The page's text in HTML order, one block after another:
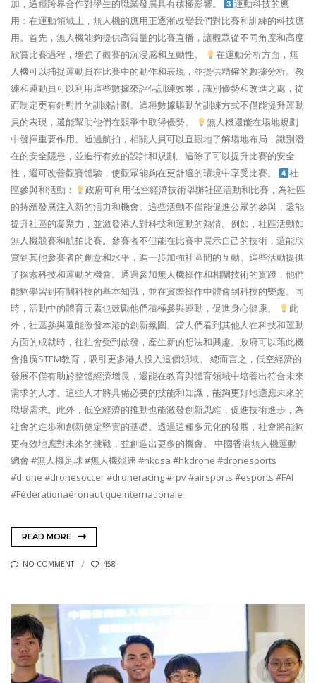
加，這種跨界合作對學生的職業發展具有積極影響。
運動科技的應
用：在運動領域上，無人機的應用正逐漸改變我們對比賽和訓練的科技應
用。首先，無人機能夠提供高質量的比賽直播，讓觀眾從不同角度和高度
欣賞比賽過程，增強了觀賽的沉浸感和互動性。
在運動分析方面，無
人機可以捕捉運動員在比賽中的動作和表現，並提供精確的數據分析。教
練和運動員可以利用這些數據來評估訓練效果，識別優勢和改進之處，從
而制定更有針對性的訓練計劃。這種數據驅動的訓練方式不僅能提升運動
員的表現，還能幫助他們在競爭中取得優勢。
無人機還能在場地規劃
中發揮重要作用。通過航拍，相關人員可以直觀地了解場地布局，識別潛
在的安全隱患，並進行有效的設計和規劃。這除了可以提升比賽的安全
性，還可改善觀賽體驗，使觀眾能夠在更舒適的環境中享受比賽。
社
區參與和活動：
政府可利用低空經濟技術舉辦社區活動和比賽，為社區
的持續發展注入新的活力和機會。這些活動不僅能促進公眾的參與，還能
提升社區的凝聚力，並激發港人對科技和運動的熱情。例如，社區活動如
無人機競賽和航拍比賽。參賽者不但能在比賽中展示自己的技術，還能欣
賞到其他參賽者的創意和水平，進一步加強社區間的互動。這些活動提供
了探索科技和運動的機會。通過參加無人機操作和相關技術的實踐，他們
能夠學習到有關科技的基本知識，並在實際操作中體會到科技的樂趣。同
時，活動中的體育元素也鼓勵他們積極參與運動，促進身心健康。
此
外，社區參與還能激發本港的創新氛圍。當人們看到其他人在科技和運動
方面的成就時，往往會受到啟發，產生新的想法和興趣。政府可以藉此機
會推廣STEM教育，吸引更多港人投入這個領域。 總而言之，低空經濟的
發展不僅有助於整體經濟增長，還能在教育與體育領域中培養出符合未來
需求的人才。這些人才將具備必要的技能和知識，能夠更好地適應未來的
職場需求。此外，低空經濟的推動也能激發創新思維，促進技術進步，為
社會的進步和創新奠定堅實的基礎。透過這種多元化的發展，社會將能夠
更有效地應對未來的挑戰，並創造出更多的機會。 中國香港無人機運動
總會 #無人機足球 #無人機競速 #hkdsa #hkdrone #dronesports
#drone #dronesoccer #droneracing #fpv #airsports #esports #FAI
#Fédérationaéronautiqueinternationale
READ MORE
NO COMMENT 458